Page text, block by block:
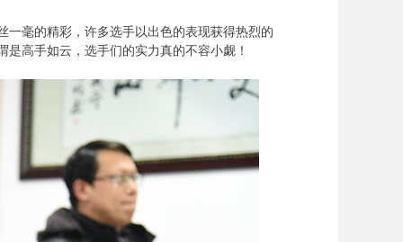
毫的精彩，许多选手以出色的表现获得热烈的
高手如云，选手们的实力真的不容小觑！